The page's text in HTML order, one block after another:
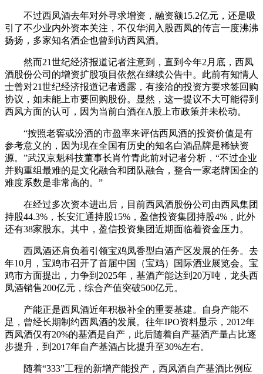
不过西凤酒去年对外寻求增资，融资额15.2亿元，还是吸
引了不少业内外资本关注，不仅华润入股西凤的传言一度沸沸
扬扬，多家知名酒企也曾到访西凤酒。
然而21世纪经济报道记者注意到，直到今年2月底，西凤
酒股份公司的增资扩股项目依然在继续公告中。此前有知情人
士曾对21世纪经济报道记者透露，有接洽的投资方要求签回购
协议，如未能上市要回购股份。显然，这一提议不大可能得到
西凤方面的认可，因为当前白酒在A股上市政策并未松动。
“按照老窖或汾酒的市盈率来评估西凤酒的投资价值是有
参考意义的，因为现在全国有历史的知名白酒品牌是稀缺资
源。”武汉京魁科技董事长肖竹青此前对记者分析，“不过企业
并购重组最难的是文化融合和团队融合，整合一家老牌国企的
难度系数是非常高的。”
在经过多次资本进出后，目前西凤酒股份公司由西凤集团
持股44.3%，长安汇通持股15%，盈信投资集团持股4%，此外
还有38家股东。其中，盈信投资集团近期面临着资金压力。
西凤酒还肩负着引领宝鸡凤香型白酒产区发展的任务。去
年10月，宝鸡市召开了首届中国（宝鸡）国际酒业展览会。宝
鸡市方面提出，力争到2025年，基酒产能达到20万吨，龙头西
凤酒销售200亿元，综合产值突破500亿元。
产能正是西凤酒近年积极补全的重要基建。自身产能不
足，曾经长期制约西凤酒的发展。往年IPO资料显示，2012年
西凤酒仅有20%的基酒是自产，此后随着自产基酒产量占比逐
步提升，到2017年自产基酒占比提升至30%左右。
随着“333”工程的新增产能投产，西凤酒自产基酒比例应